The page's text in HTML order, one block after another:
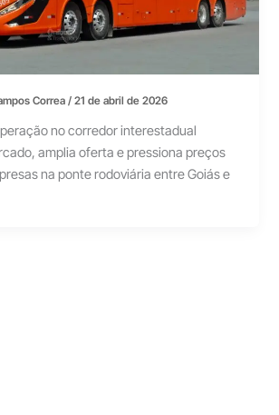
Correa/21 de abril de 2026
no corredor interestadual
amplia oferta e pressiona preços
na ponte rodoviária entre Goiás e